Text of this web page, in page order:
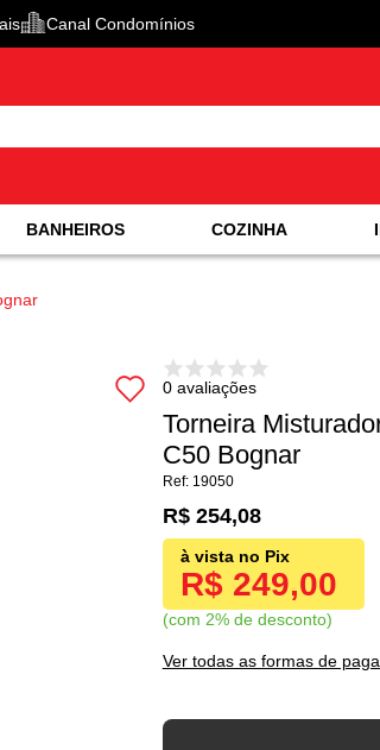
Canal Condomínios
BANHEIROS COZINHA
0 avaliações
Torneira
C50 Bognar
19050
R$ 249,00
com 2% de desconto
R$ 254,08
Ver todas as formas de